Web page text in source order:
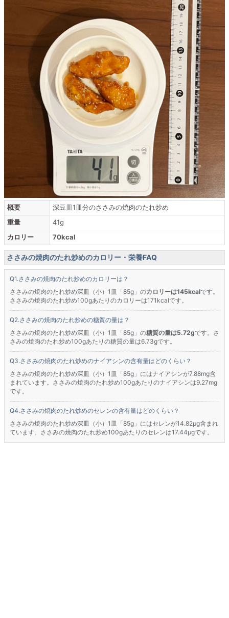
概要
深豆皿1皿分のささみの焼肉のたれ炒め
重量
41g
カロリー
70kcal
ささみの焼肉のたれ炒めのカロリー・栄養FAQ
ささみの焼肉のたれ炒めのカロリーは？
ささみの焼肉のたれ炒め深皿（小）1皿「85g」のカロリーは145kcalです。
ささみの焼肉のたれ炒め100gあたりのカロリーは171kcalです。
ささみの焼肉のたれ炒めの糖質の量は？
ささみの焼肉のたれ炒め深皿（小）1皿「85g」の糖質の量は5.72gです。さ
さみの焼肉のたれ炒め100gあたりの糖質の量は6.73gです。
ささみの焼肉のたれ炒めのナイアシンの含有量はどのくらい？
ささみの焼肉のたれ炒め深皿（小）1皿「85g」にはナイアシンが7.88mg含
まれています。ささみの焼肉のたれ炒め100gあたりのナイアシンは9.27mg
です。
ささみの焼肉のたれ炒めのセレンの含有量はどのくらい？
ささみの焼肉のたれ炒め深皿（小）1皿「85g」にはセレンが14.82μg含まれ
ています。ささみの焼肉のたれ炒め100gあたりのセレンは17.44μgです。